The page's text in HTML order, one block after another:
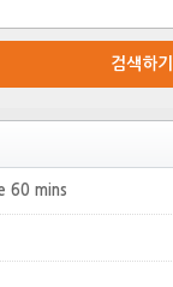
검색하기
60 mins